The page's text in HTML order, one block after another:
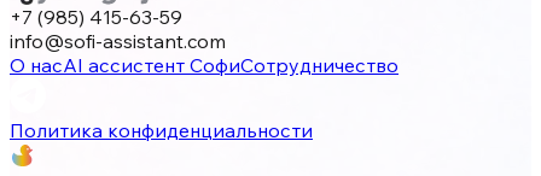
+7 (985) 415-63-59
info@sofi-assistant.com
О насAI ассистент СофиСотрудничество
Политика конфиденциальности